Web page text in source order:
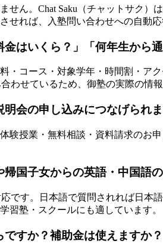
せん。Chat Saku（チャットサク）
せれば、入塾問い合わせへの自動応
金はいくら？」「何年生から
・コース・対象学年・時間割・ア
合わせているため、御塾の実際の情
会の申し込みにつなげられ
験授業・無料相談・資料請求のお
帰国子女からの英語・中国語
応です。日本語で質問されれば日
習塾・スクールにも適しています。
すか？補助金は使えますか？